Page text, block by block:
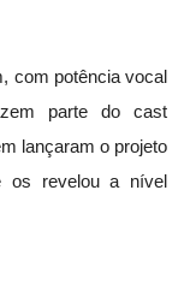
com potência vocal
parte do cast
lançaram o projeto
os revelou a nível